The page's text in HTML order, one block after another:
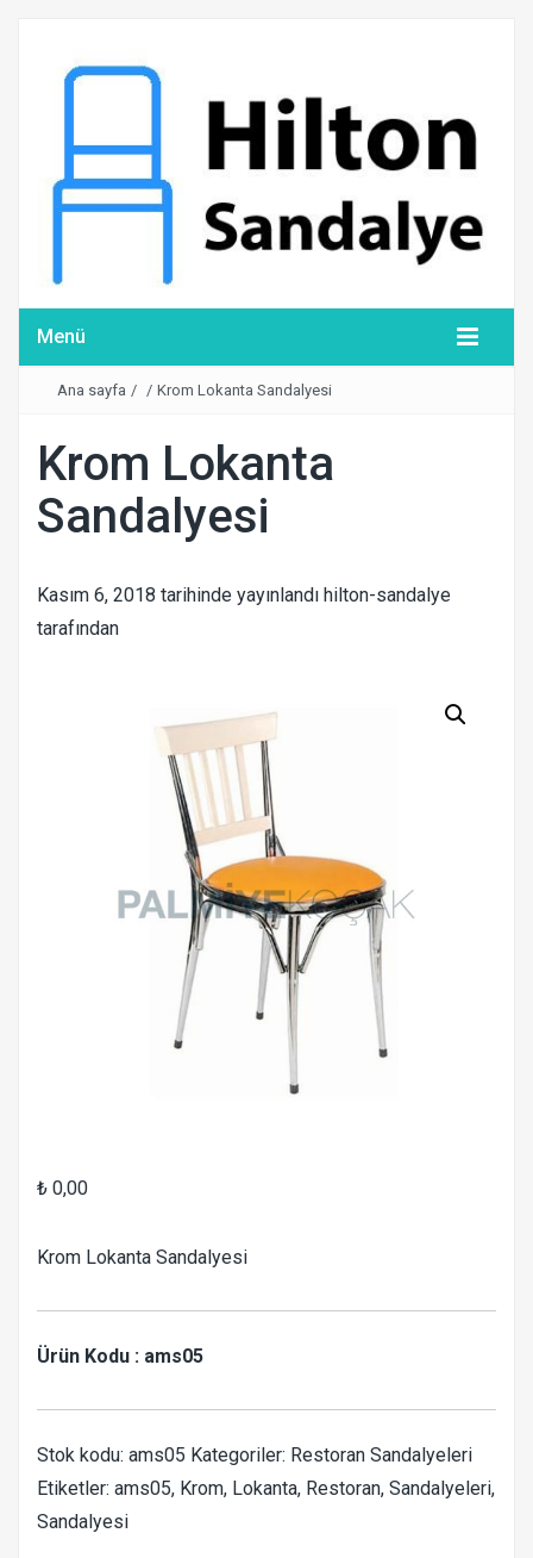
Menü
Ana sayfa / / Krom Lokanta Sandalyesi
Krom Lokanta
Sandalyesi
Kasım 6, 2018 tarihinde yayınlandı hilton-sandalye
tarafından
₺ 0,00
Krom Lokanta Sandalyesi
Ürün Kodu : ams05
Stok kodu: ams05 Kategoriler: Restoran Sandalyeleri
Etiketler: ams05, Krom, Lokanta, Restoran, Sandalyeleri,
Sandalyesi